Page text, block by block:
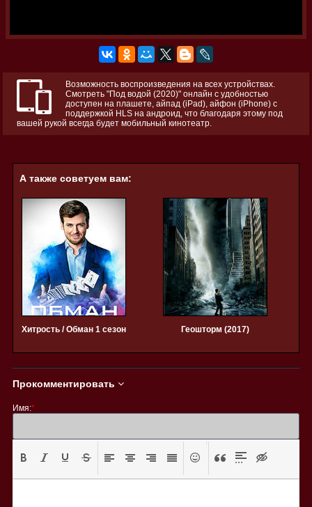
Возможность воспроизведения на всех устройствах.
Смотреть "Под водой (2020)" онлайн с удобностью
доступен на плашете, айпад (iPad), айфон (iPhone) с
поддержкой HLS на андроид, что благодаря этому под
вашей рукой всегда будет мобильный кинотеатр.
А также советуем вам:
Хитрость / Обман 1 сезон Геошторм (2017)
Прокомментировать
Имя:*